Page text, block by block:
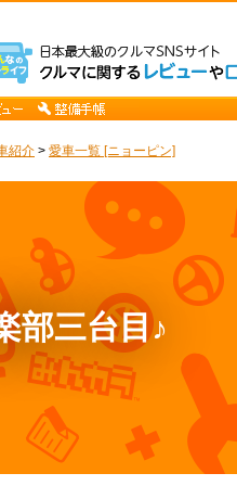
紹介 > 愛車一覧 [ニョーピン]
部三台目♪